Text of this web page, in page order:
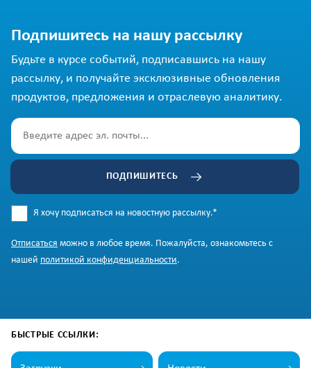
Подпишитесь на нашу рассылку
Будьте в курсе событий, подписавшись на нашу
рассылку, и получайте эксклюзивные обновления
продуктов, предложения и отраслевую аналитику.
ПОДПИШИТЕСЬ
Я хочу подписаться на новостную рассылку.*
Отписаться можно в любое время. Пожалуйста, ознакомьтесь с
нашей политикой конфиденциальности.
БЫСТРЫЕ ССЫЛКИ: